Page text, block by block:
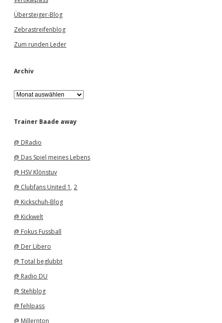
Übersteiger-Blog
Zebrastreifenblog
Zum runden Leder
Archiv
A
r
h
Trainer Baade away
@ DRadio
@ Das Spiel meines Lebens
@ HSV Klönstuv
@ Clubfans United 1 , 2
@ Kickschuh-Blog
@ Kickwelt
@ Fokus Fussball
@ Der Libero
@ Total beglubbt
@ Radio DU
@ Stehblog
@ fehlpass
@ Millernton